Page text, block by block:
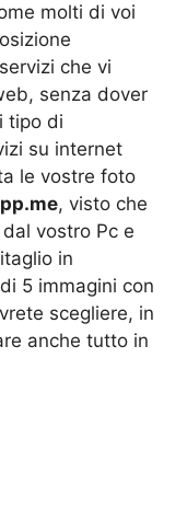
molti di voi
che vi
senza dover
tipo di
su internet
le vostre foto
, visto che
vostro Pc e
in
5 immagini con
scegliere, in
anche tutto in